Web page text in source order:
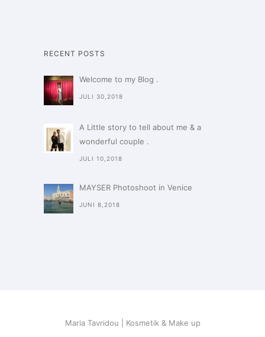
RECENT POSTS
Welcome to my Blog .
JULI 30,2018
A Little story to tell about me & a
wonderful couple .
JULI 10,2018
MAYSER Photoshoot in Venice
JUNI 8,2018
Maria Tavridou | Kosmetik & Make up